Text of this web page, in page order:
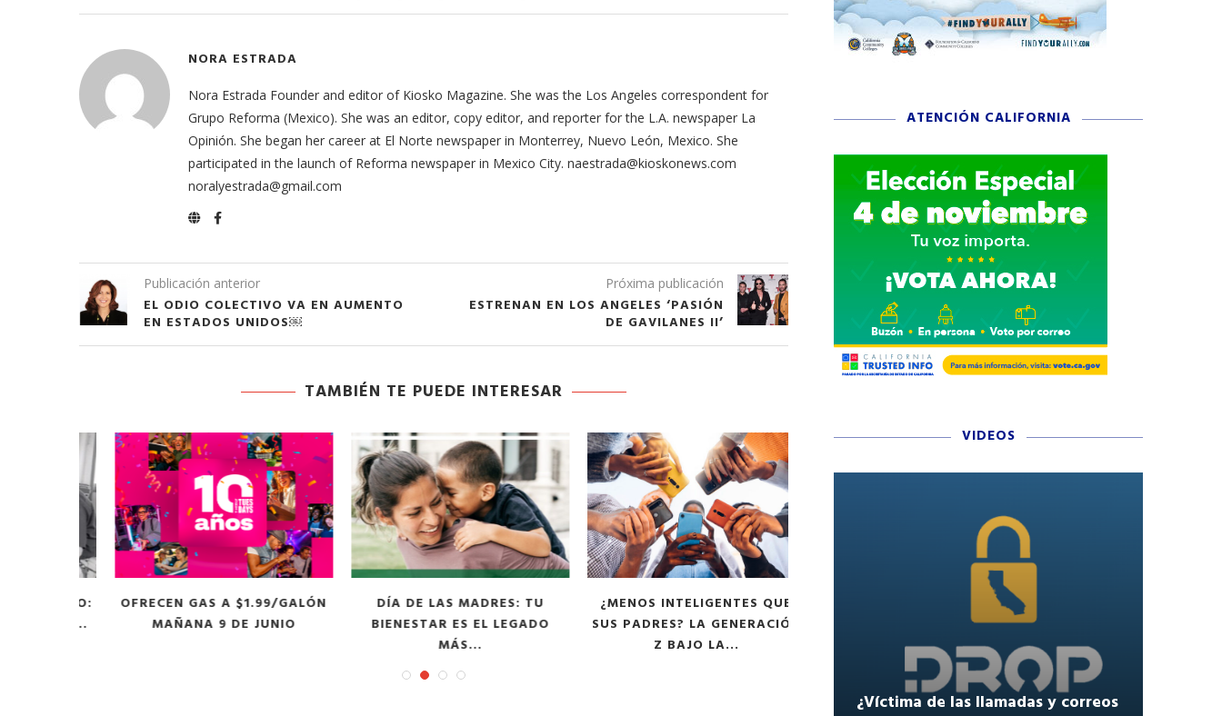
NORA ESTRADA
Nora Estrada Founder and editor of Kiosko Magazine. She was the Los Angeles correspondent for
Grupo Reforma (Mexico). She was an editor, copy editor, and reporter for the L.A. newspaper La
Opinión. She began her career at El Norte newspaper in Monterrey, Nuevo León, Mexico. She
participated in the launch of Reforma newspaper in Mexico City. naestrada@kioskonews.com
noralyestrada@gmail.com
Publicación anterior
EL ODIO COLECTIVO VA EN AUMENTO
EN ESTADOS UNIDOS￼
Próxima publicación
ESTRENAN EN LOS ANGELES ‘PASIÓN
DE GAVILANES II’
TAMBIÉN TE PUEDE INTERESAR
OFRECEN GAS A $1.99/GALÓN
MAÑANA 9 DE JUNIO
DÍA DE LAS MADRES: TU
BIENESTAR ES EL LEGADO
MÁS...
¿MENOS INTELIGENTES QUE
SUS PADRES? LA GENERACIÓN
Z BAJO LA...
LA MENOPAUSIA AUMENTA EL
RIESGO DE ENFERMEDADES
CARDIOVASCULARES
ESTAFAS
ATENCIÓN CALIFORNIA
VIDEOS
¿Víctima de las llamadas y correos